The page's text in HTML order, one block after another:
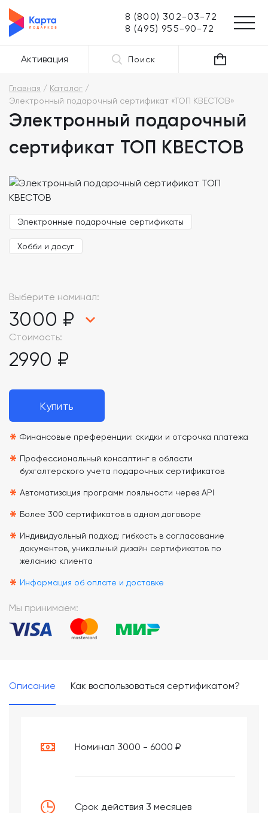
8 (800) 302-03-72
8 (495) 955-90-72
Активация Поиск
Главная
Каталог
Электронный подарочный сертификат «ТОП КВЕСТОВ»
Электронный подарочный
сертификат ТОП КВЕСТОВ
Электронные подарочные сертификаты
Хобби и досуг
Выберите номинал:
3000 ₽
Стоимость:
2990 ₽
Купить
* Финансовые преференции: скидки и отсрочка платежа
* Профессиональный консалтинг в области
бухгалтерского учета подарочных сертификатов
* Автоматизация программ лояльности через API
* Более 300 сертификатов в одном договоре
* Индивидуальный подход: гибкость в согласование
документов, уникальный дизайн сертификатов по
желанию клиента
* Информация об оплате и доставке
Мы принимаем:
Описание Как воспользоваться сертификатом?
Номинал 3000 - 6000 ₽
Срок действия 3 месяцев